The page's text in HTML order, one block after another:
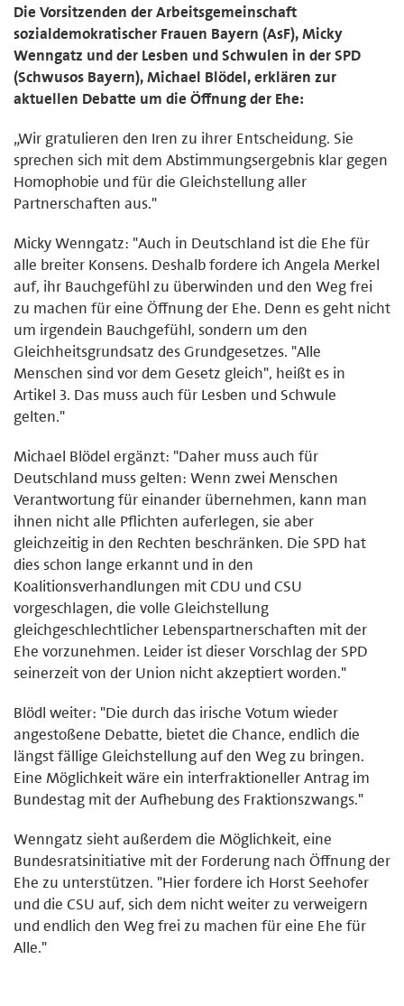
Die Vorsitzenden der Arbeitsgemeinschaft
sozialdemokratischer Frauen Bayern (AsF), Micky
Wenngatz und der Lesben und Schwulen in der SPD
(Schwusos Bayern), Michael Blödel, erklären zur
aktuellen Debatte um die Öffnung der Ehe:
„Wir gratulieren den Iren zu ihrer Entscheidung. Sie
sprechen sich mit dem Abstimmungsergebnis klar gegen
Homophobie und für die Gleichstellung aller
Partnerschaften aus."
Micky Wenngatz: "Auch in Deutschland ist die Ehe für
alle breiter Konsens. Deshalb fordere ich Angela Merkel
auf, ihr Bauchgefühl zu überwinden und den Weg frei
zu machen für eine Öffnung der Ehe. Denn es geht nicht
um irgendein Bauchgefühl, sondern um den
Gleichheitsgrundsatz des Grundgesetzes. "Alle
Menschen sind vor dem Gesetz gleich", heißt es in
Artikel 3. Das muss auch für Lesben und Schwule
gelten."
Michael Blödel ergänzt: "Daher muss auch für
Deutschland muss gelten: Wenn zwei Menschen
Verantwortung für einander übernehmen, kann man
ihnen nicht alle Pflichten auferlegen, sie aber
gleichzeitig in den Rechten beschränken. Die SPD hat
dies schon lange erkannt und in den
Koalitionsverhandlungen mit CDU und CSU
vorgeschlagen, die volle Gleichstellung
gleichgeschlechtlicher Lebenspartnerschaften mit der
Ehe vorzunehmen. Leider ist dieser Vorschlag der SPD
seinerzeit von der Union nicht akzeptiert worden."
Blödl weiter: "Die durch das irische Votum wieder
angestoßene Debatte, bietet die Chance, endlich die
längst fällige Gleichstellung auf den Weg zu bringen.
Eine Möglichkeit wäre ein interfraktioneller Antrag im
Bundestag mit der Aufhebung des Fraktionszwangs."
Wenngatz sieht außerdem die Möglichkeit, eine
Bundesratsinitiative mit der Forderung nach Öffnung der
Ehe zu unterstützen. "Hier fordere ich Horst Seehofer
und die CSU auf, sich dem nicht weiter zu verweigern
und endlich den Weg frei zu machen für eine Ehe für
Alle."